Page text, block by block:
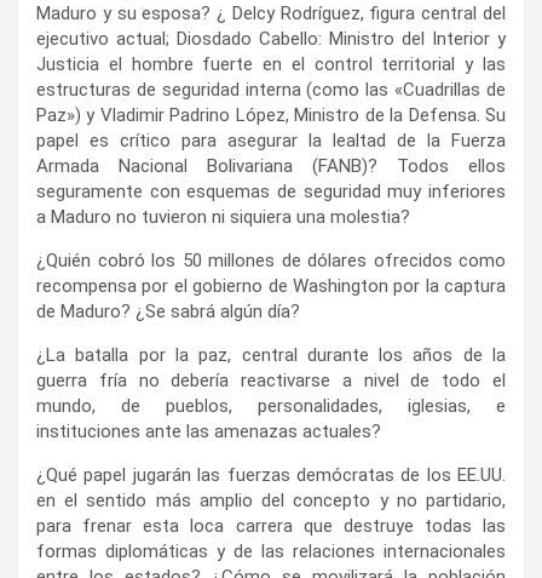
Maduro y su esposa? ¿ Delcy Rodríguez, figura central del
ejecutivo actual; Diosdado Cabello: Ministro del Interior y
Justicia el hombre fuerte en el control territorial y las
estructuras de seguridad interna (como las «Cuadrillas de
Paz») y Vladimir Padrino López, Ministro de la Defensa. Su
papel es crítico para asegurar la lealtad de la Fuerza
Armada Nacional Bolivariana (FANB)? Todos ellos
seguramente con esquemas de seguridad muy inferiores
a Maduro no tuvieron ni siquiera una molestia?
¿Quién cobró los 50 millones de dólares ofrecidos como
recompensa por el gobierno de Washington por la captura
de Maduro? ¿Se sabrá algún día?
¿La batalla por la paz, central durante los años de la
guerra fría no debería reactivarse a nivel de todo el
mundo, de pueblos, personalidades, iglesias, e
instituciones ante las amenazas actuales?
¿Qué papel jugarán las fuerzas demócratas de los EE.UU.
en el sentido más amplio del concepto y no partidario,
para frenar esta loca carrera que destruye todas las
formas diplomáticas y de las relaciones internacionales